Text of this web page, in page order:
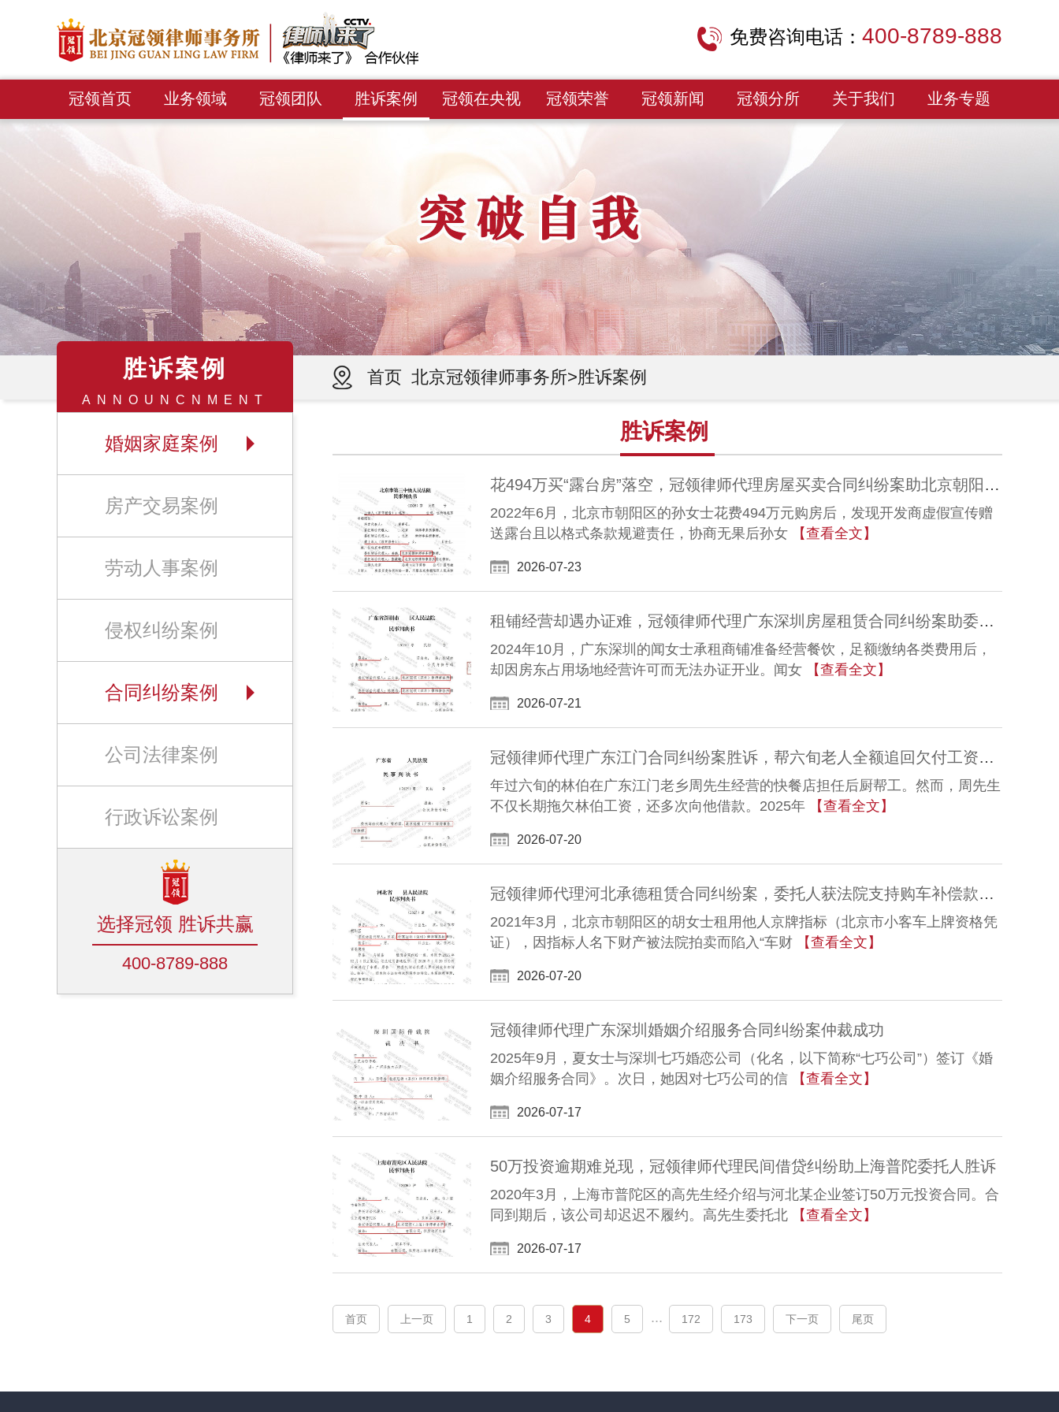
免费咨询电话： 400-8789-888
冠领首页 业务领域 冠领团队 胜诉案例 冠领在央视 冠领荣誉 冠领新闻 冠领分所 关于我们 业务专题
首页 北京冠领律师事务所>胜诉案例
胜诉案例
ANNOUNCNMENT
婚姻家庭案例
房产交易案例
劳动人事案例
侵权纠纷案例
合同纠纷案例
公司法律案例
行政诉讼案例
选择冠领 胜诉共赢
400-8789-888
胜诉案例
花494万买“露台房”落空，冠领律师代理房屋买卖合同纠纷案助北京朝阳女子拿回购房款
2022年6月，北京市朝阳区的孙女士花费494万元购房后，发现开发商虚假宣传赠
送露台且以格式条款规避责任，协商无果后孙女
【查看全文】
2026-07-23
租铺经营却遇办证难，冠领律师代理广东深圳房屋租赁合同纠纷案助委托人挽回八成损失
2024年10月，广东深圳的闻女士承租商铺准备经营餐饮，足额缴纳各类费用后，
却因房东占用场地经营许可而无法办证开业。闻女
【查看全文】
2026-07-21
冠领律师代理广东江门合同纠纷案胜诉，帮六旬老人全额追回欠付工资及借款
年过六旬的林伯在广东江门老乡周先生经营的快餐店担任后厨帮工。然而，周先生
不仅长期拖欠林伯工资，还多次向他借款。2025年
【查看全文】
2026-07-20
冠领律师代理河北承德租赁合同纠纷案，委托人获法院支持购车补偿款62.6万
2021年3月，北京市朝阳区的胡女士租用他人京牌指标（北京市小客车上牌资格凭
证），因指标人名下财产被法院拍卖而陷入“车财
【查看全文】
2026-07-20
冠领律师代理广东深圳婚姻介绍服务合同纠纷案仲裁成功
2025年9月，夏女士与深圳七巧婚恋公司（化名，以下简称“七巧公司”）签订《婚
姻介绍服务合同》。次日，她因对七巧公司的信
【查看全文】
2026-07-17
50万投资逾期难兑现，冠领律师代理民间借贷纠纷助上海普陀委托人胜诉
2020年3月，上海市普陀区的高先生经介绍与河北某企业签订50万元投资合同。合
同到期后，该公司却迟迟不履约。高先生委托北
【查看全文】
2026-07-17
首页 上一页 1 2 3 4 5 ... 172 173 下一页 尾页